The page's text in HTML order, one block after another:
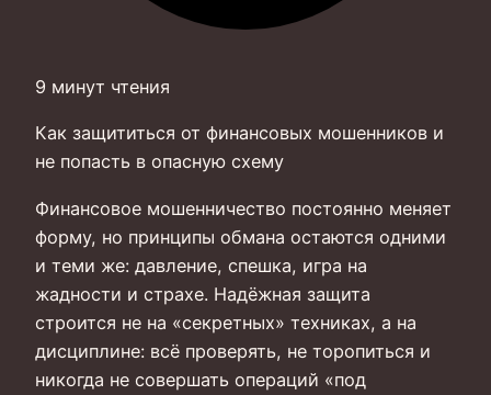
9 минут чтения
Как защититься от финансовых мошенников и
не попасть в опасную схему
Финансовое мошенничество постоянно меняет
форму, но принципы обмана остаются одними
и теми же: давление, спешка, игра на
жадности и страхе. Надёжная защита
строится не на «секретных» техниках, а на
дисциплине: всё проверять, не торопиться и
никогда не совершать операций «под